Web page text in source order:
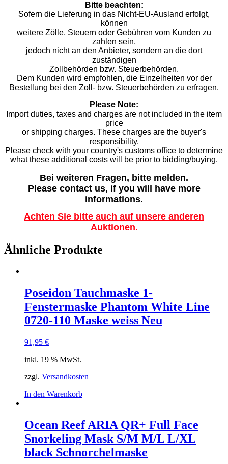
Bitte beachten:
Sofern die Lieferung in das Nicht-EU-Ausland erfolgt,
können
weitere Zölle, Steuern oder Gebühren vom Kunden zu
zahlen sein,
jedoch nicht an den Anbieter, sondern an die dort
zuständigen
Zollbehörden bzw. Steuerbehörden.
Dem Kunden wird empfohlen, die Einzelheiten vor der
Bestellung bei den Zoll- bzw. Steuerbehörden zu erfragen.
Please Note:
Import duties, taxes and charges are not included in the item
price
or shipping charges. These charges are the buyer's
responsibility.
Please check with your country's customs office to determine
what these additional costs will be prior to bidding/buying.
Bei weiteren Fragen, bitte melden.
Please contact us, if you will have more
informations.
Achten Sie bitte auch auf unsere anderen
Auktionen.
Ähnliche Produkte
Poseidon Tauchmaske 1-
Fenstermaske Phantom White Line
0720-110 Maske weiss Neu
91,95 €
inkl. 19 % MwSt.
zzgl. Versandkosten
In den Warenkorb
Ocean Reef ARIA QR+ Full Face
Snorkeling Mask S/M M/L L/XL
black Schnorchelmaske